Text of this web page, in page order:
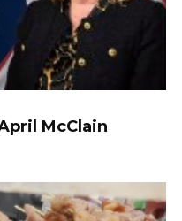
April McClain